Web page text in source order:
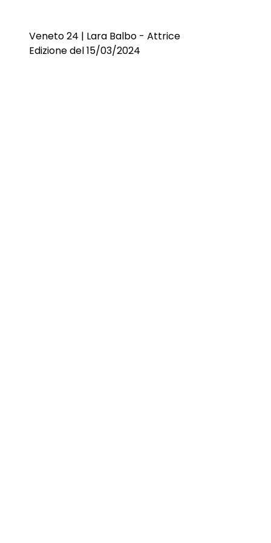
Veneto 24 | Lara Balbo - Attrice
Edizione del 15/03/2024